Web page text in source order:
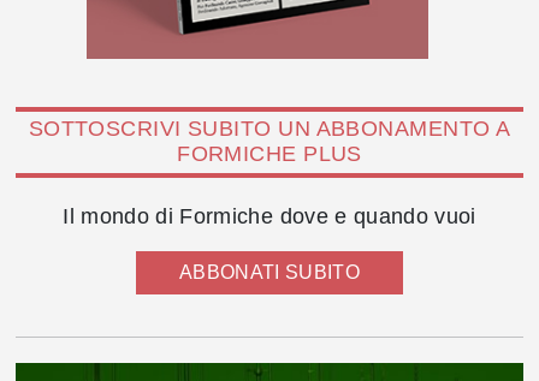
SOTTOSCRIVI SUBITO UN ABBONAMENTO A
FORMICHE PLUS
Il mondo di Formiche dove e quando vuoi
ABBONATI SUBITO